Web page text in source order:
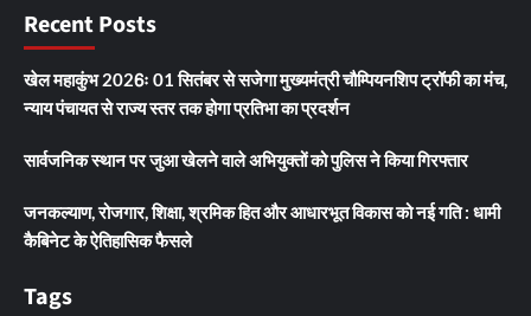
Recent Posts
खेल महाकुंभ 2026ः 01 सितंबर से सजेगा मुख्यमंत्री चौम्पियनशिप ट्रॉफी का मंच,
न्याय पंचायत से राज्य स्तर तक होगा प्रतिभा का प्रदर्शन
सार्वजनिक स्थान पर जुआ खेलने वाले अभियुक्तों को पुलिस ने किया गिरफ्तार
जनकल्याण, रोजगार, शिक्षा, श्रमिक हित और आधारभूत विकास को नई गति : धामी
कैबिनेट के ऐतिहासिक फैसले
Tags